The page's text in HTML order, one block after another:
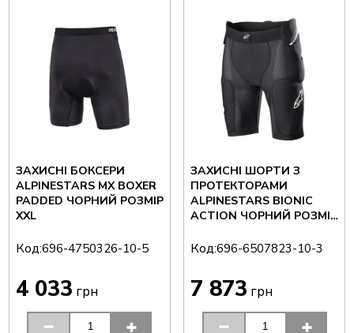
ЗАХИСНІ БОКСЕРИ
ALPINESTARS MX BOXER
PADDED ЧОРНИЙ РОЗМІР
XXL
Код:696-4750326-10-5
4 033 грн
ЗАХИСНІ ШОРТИ З
ПРОТЕКТОРАМИ
ALPINESTARS BIONIC
ACTION ЧОРНИЙ РОЗМІР
Код:696-6507823-10-3
7 873 грн